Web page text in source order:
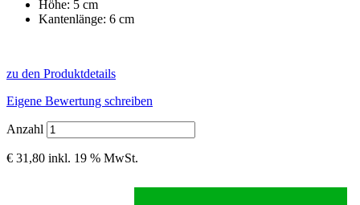
Höhe: 5 cm
Kantenlänge: 6 cm
zu den Produktdetails
Eigene Bewertung schreiben
Anzahl
€ 31,80 inkl. 19 % MwSt.